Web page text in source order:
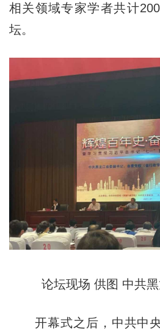
相关领域专家学者共计
坛。
论坛现场 供图 中共
开幕式之后，中共中央